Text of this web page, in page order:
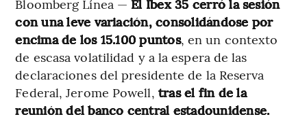
Bloomberg Línea — El Ibex 35 cerró la sesión
con una leve variación, consolidándose por
encima de los 15.100 puntos, en un contexto
de escasa volatilidad y a la espera de las
declaraciones del presidente de la Reserva
Federal, Jerome Powell, tras el fin de la
reunión del banco central estadounidense.